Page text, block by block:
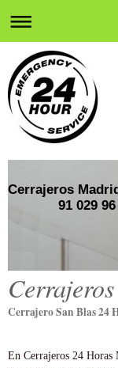
Cerrajeros
91 029
Cerrajero San Blas 24
En Cerrajeros 24